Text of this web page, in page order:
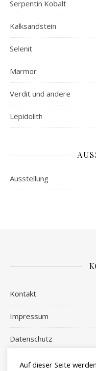
Serpentin Kobalt
Kalksandstein
Selenit
Marmor
Verdit und andere
Lepidolith
Ausstellung
Kontakt
Impressum
Datenschutz
Login
Auf dieser Seite